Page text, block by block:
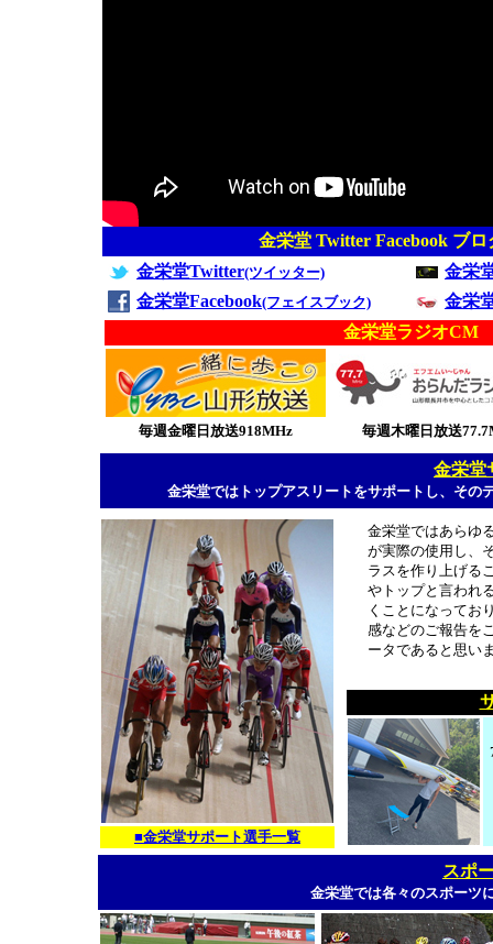
金栄堂 Twitter Facebook ブロ
金栄堂Twitter(ツイッター)
金栄
金栄堂Facebook(フェイスブック)
金栄
金栄堂ラジオCM
毎週金曜日放送918MHz 毎週木曜日放送
金栄堂
金栄堂ではトップアスリートをサポートし、その
■金栄堂サポート選手一覧
金栄堂ではあらゆ
が実際の使用し、
ラスを作り上げる
やトップと言われ
くことになってお
感などのご報告を
ータであると思い
スポ
金栄堂では各々のスポーツ